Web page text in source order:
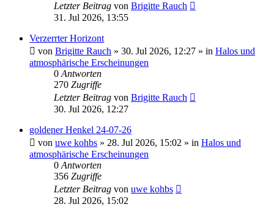
Letzter Beitrag von Brigitte Rauch
31. Jul 2026, 13:55
Verzerrter Horizont
von Brigitte Rauch » 30. Jul 2026, 12:27 » in Halos und
atmosphärische Erscheinungen
0 Antworten
270 Zugriffe
Letzter Beitrag von Brigitte Rauch
30. Jul 2026, 12:27
goldener Henkel 24-07-26
von uwe kohbs » 28. Jul 2026, 15:02 » in Halos und
atmosphärische Erscheinungen
0 Antworten
356 Zugriffe
Letzter Beitrag von uwe kohbs
28. Jul 2026, 15:02